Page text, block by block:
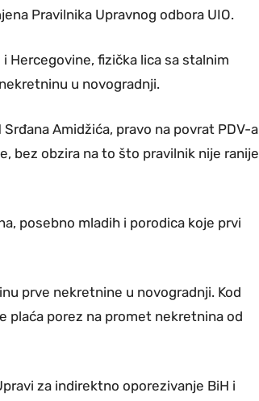
Pravilnika Upravnog odbora UIO.
Hercegovine, fizička lica sa stalnim
u novogradnji.
Amidžića, pravo na povrat PDV-a
bez obzira na to što pravilnik nije ranije
posebno mladih i porodica koje prvi
prve nekretnine u novogradnji. Kod
plaća porez na promet nekretnina od
za indirektno oporezivanje BiH i